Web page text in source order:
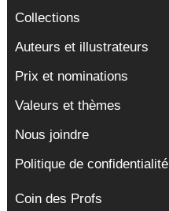
Collections
Auteurs et illustrateurs
Prix et nominations
Valeurs et thèmes
Nous joindre
Politique de confidentialité
Coin des Profs